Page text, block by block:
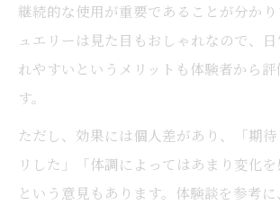
継続的な使用が重要であることが分か
ュエリーは見た目もおしゃれなので、
れやすいというメリットも体験者から
す。
ただし、効果には個人差があり、「期
リした」「体調によってはあまり変化を
という意見もあります。体験談を参考